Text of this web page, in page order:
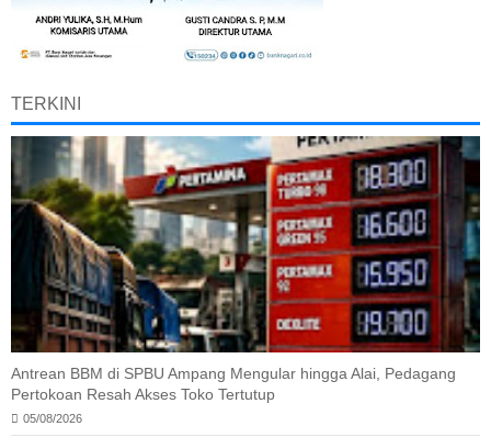
TERKINI
Antrean BBM di SPBU Ampang Mengular hingga Alai, Pedagang
Pertokoan Resah Akses Toko Tertutup
05/08/2026